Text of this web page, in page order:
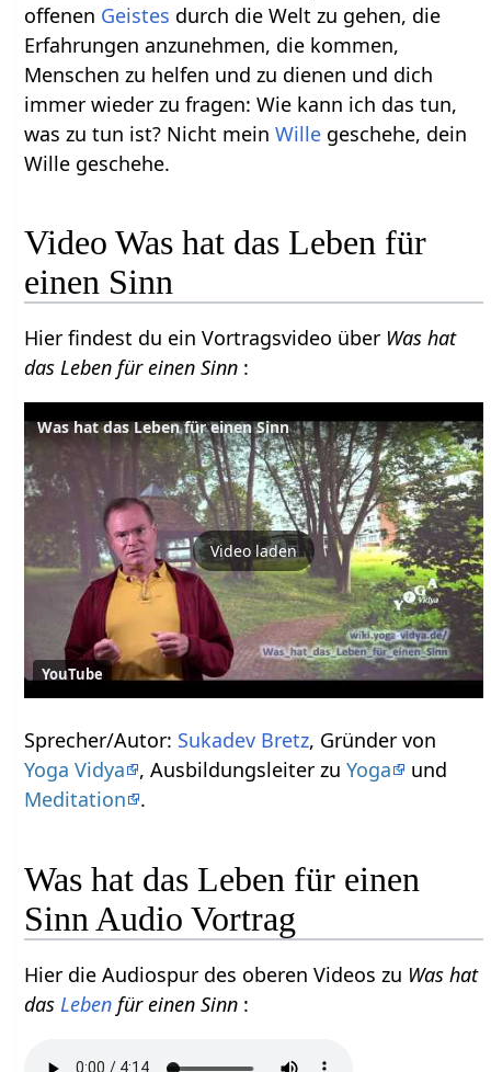
offenen Geistes durch die Welt zu gehen, die
Erfahrungen anzunehmen, die kommen,
Menschen zu helfen und zu dienen und dich
immer wieder zu fragen: Wie kann ich das tun,
was zu tun ist? Nicht meinWille geschehe, dein
Wille geschehe.
Video Was hat das Leben für
einen Sinn
Hier findest du ein Vortragsvideo über Was hat
das Leben für einen Sinn :
Was hat das Leben für einen Sinn
Video laden
YouTube
Sprecher/Autor: Sukadev Bretz, Gründer von
Yoga Vidya
, Ausbildungsleiter zuYoga
und
Meditation
.
Was hat das Leben für einen
Sinn Audio Vortrag
Hier die Audiospur des oberen Videos zu Was hat
dasLeben für einen Sinn :